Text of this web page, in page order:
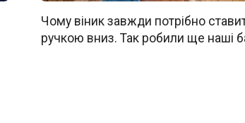
Чому віник завжди потрібно
ручкою вниз. Так робили ще наші